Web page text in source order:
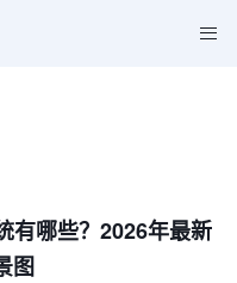
有哪些？2026年最新
图